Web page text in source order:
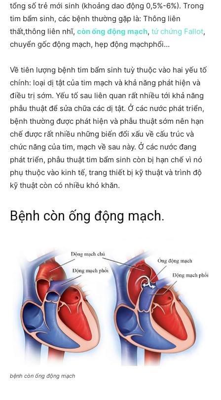
tổng số trẻ mới sinh (khoảng dao động 0,5%-6%). Trong
tim bẩm sinh, các bệnh thường gặp là: Thông liên
thất,thông liên nhĩ, còn ống động mạch, tứ chứng Fallot,
chuyển gốc động mạch, hẹp động mạchphổi…
Về tiên lượng bệnh tim bẩm sinh tuỳ thuộc vào hai yếu tố
chính: loại dị tật của tim mạch và khả năng phát hiện và
điều trị sớm. Yếu tố sau liên quan rất nhiều tới khả năng
phẫu thuật để sửa chữa các dị tật. Ở các nước phát triển,
bệnh thường được phát hiện và phẫu thuật sớm nên hạn
chế được rất nhiều những biến đổi xấu về cấu trúc và
chức năng của tim, mạch về sau này. Ở các nước đang
phát triển, phẫu thuật tim bẩm sinh còn bị hạn chế vì nó
phụ thuộc vào kinh tế, trang thiết bị kỹ thuật và trình độ
kỹ thuật còn có nhiều khó khăn.
Bệnh còn ống động mạch.
bệnh còn ống động mạch